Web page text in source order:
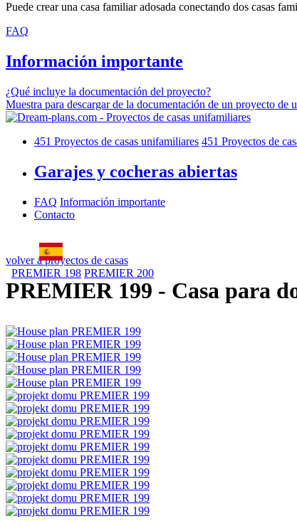
Puede crear una casa familiar adosada conectando dos casas
FAQ
Información importante
¿Qué incluye la documentación del proyecto?
Muestra para descargar de la documentación de un proyecto de
451 Proyectos de casas unifamiliares 451 Proyectos de
Garajes y cocheras abiertas
FAQ Información importante
Contacto
volver a proyectos de casas
PREMIER 198 PREMIER 200
PREMIER 199 - Casa para